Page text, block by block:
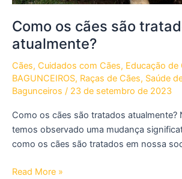
Como os cães são
atualmente?
Cães, Cuidados com Cães, Educação de
BAGUNCEIROS, Raças de Cães, Saúde
Bagunceiros / 23 de setembro de 2023
Como os cães são tratados atualmente?
temos observado uma mudança
como os cães são tratados em nossa
Como
Read More »